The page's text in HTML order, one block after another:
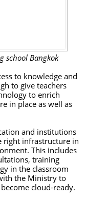
school Bangkok
to knowledge and
to give teachers
to enrich
in place as well as
and institutions
right infrastructure in
This includes
training
in the classroom
the Ministry to
cloud-ready.